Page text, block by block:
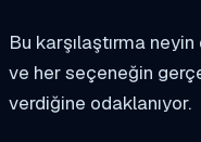
Bu karşılaştırma
ve her seçeneğin
verdiğine odaklanıyor.